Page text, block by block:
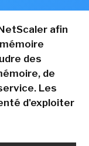
afin
des
de
Les
d'exploiter